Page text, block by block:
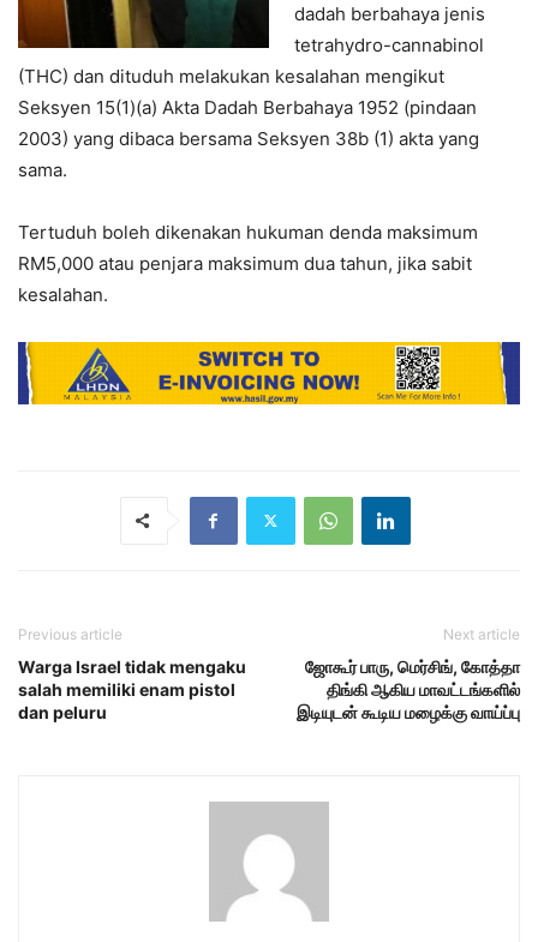
dadah berbahaya jenis
tetrahydro-cannabinol
(THC) dan dituduh melakukan kesalahan mengikut
Seksyen 15(1)(a) Akta Dadah Berbahaya 1952 (pindaan
2003) yang dibaca bersama Seksyen 38b (1) akta yang
sama.
Tertuduh boleh dikenakan hukuman denda maksimum
RM5,000 atau penjara maksimum dua tahun, jika sabit
kesalahan.
Previous article
Warga Israel tidak mengaku
salah memiliki enam pistol
dan peluru
Next article
ஜோகூர் பாரு, மெர்சிங், கோத்தா
திங்கி ஆகிய மாவட்டங்களில்
இடியுடன் கூடிய மழைக்கு வாய்ப்பு